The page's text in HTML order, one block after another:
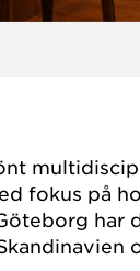
fokus på
har